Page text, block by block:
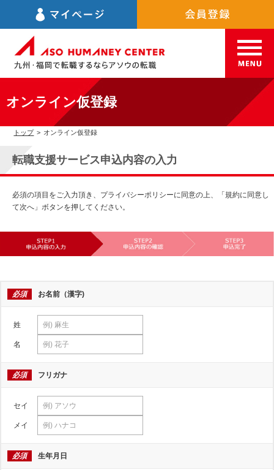
オンライン仮登録
トップ > オンライン仮登録
転職支援サービス申込内容の入力
必須の項目をご入力頂き、プライバシーポリシーに同意の上、「規約に同意し
て次へ」ボタンを押してください。
必須 お名前（漢字)
姓
名
必須 フリガナ
セイ
メイ
必須 生年月日